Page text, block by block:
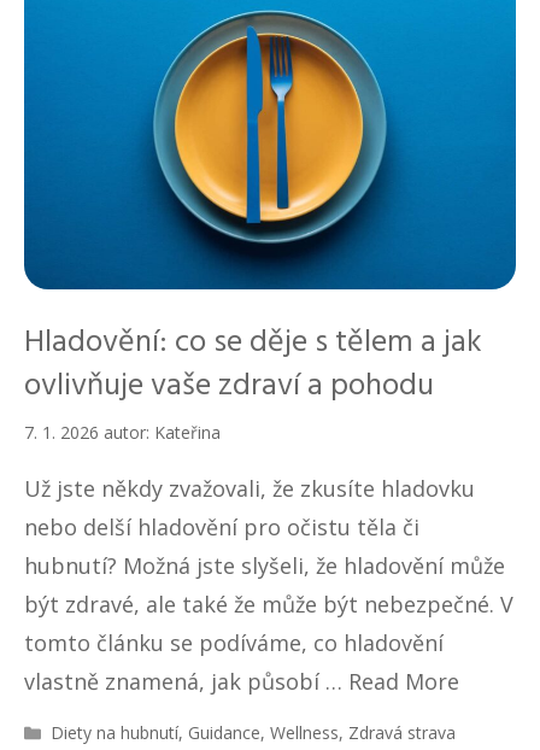
Hladovění: co se děje s tělem a jak
ovlivňuje vaše zdraví a pohodu
7. 1. 2026 autor: Kateřina
Už jste někdy zvažovali, že zkusíte hladovku
nebo delší hladovění pro očistu těla či
hubnutí? Možná jste slyšeli, že hladovění může
být zdravé, ale také že může být nebezpečné. V
tomto článku se podíváme, co hladovění
vlastně znamená, jak působí … Read More
R
Diety na hubnutí, Guidance,Wellness, Zdravá strava